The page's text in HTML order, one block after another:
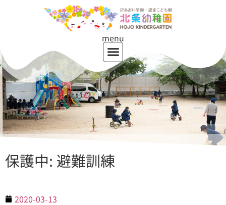
menu
保護中: 避難訓練
2020-03-13